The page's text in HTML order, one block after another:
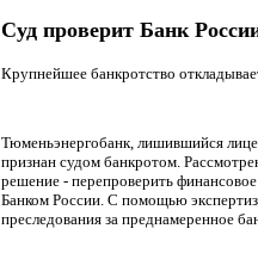
Суд проверит Банк
Крупнейшее банкротство
Тюменьэнергобанк, лишившийся
признан судом банкротом.
решение - перепроверить
Банком России. С помощью
преследования за преднамеренное